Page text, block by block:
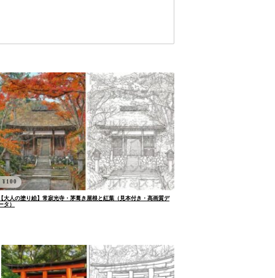
¥ 100
大人の塗り絵】常寂光寺・茅葺き屋根と紅葉（見本付き・高画質デ
タ）